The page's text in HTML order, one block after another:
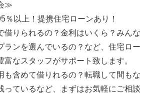
≫
％以上！提携住宅ローンあり！
借りられるの？金利はいくら？みんな
ランを選んでいるの？など、住宅ロー
富なスタッフがサポート致します。
も含めて借りれるの？転職して間もな
っているなど、まずはお気軽にご相談